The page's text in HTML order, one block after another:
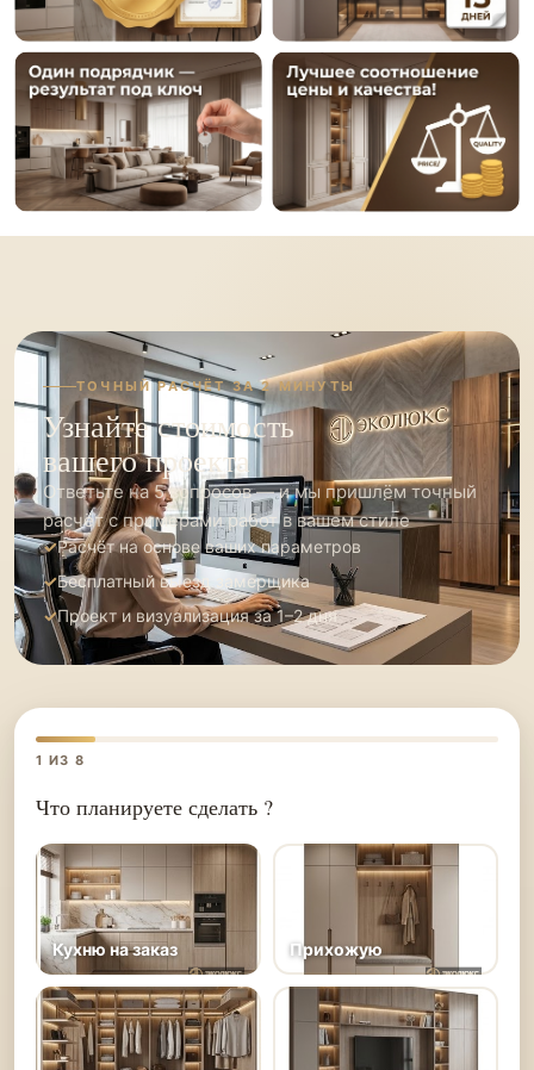
ТОЧНЫЙ РАСЧЁТ ЗА 2 МИНУТЫ
Узнайте стоимость
вашего проекта
Ответьте на 5 вопросов — и мы пришлём точный
расчёт с примерами работ в вашем стиле
Расчёт на основе ваших параметров
Бесплатный выезд замерщика
Проект и визуализация за 1–2 дня
1 ИЗ 8
Что планируете сделать ?
Кухню на заказ Прихожую